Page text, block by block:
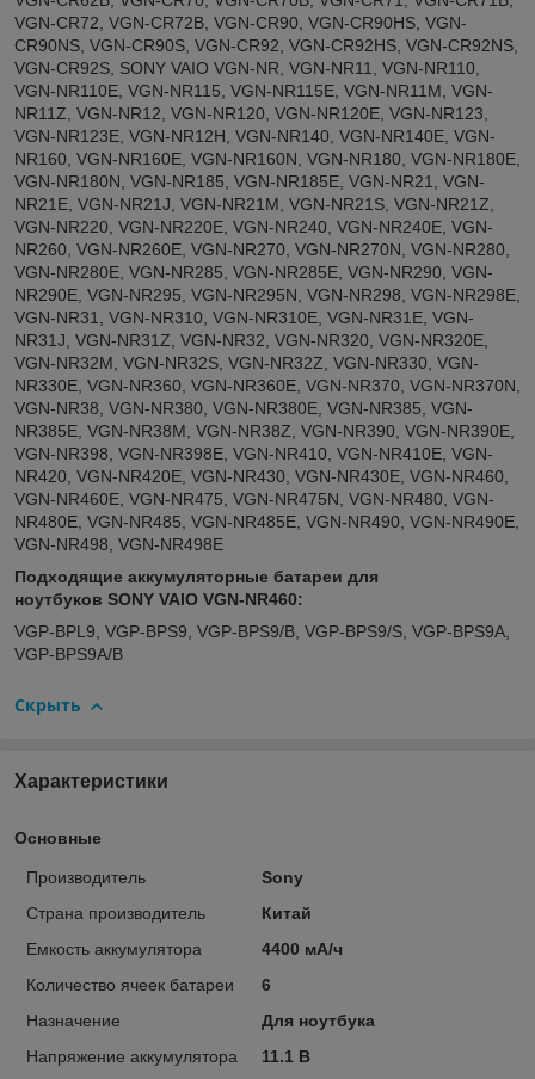
VGN-CR72, VGN-CR72B, VGN-CR90, VGN-CR90HS, VGN-
CR90NS, VGN-CR90S, VGN-CR92, VGN-CR92HS, VGN-CR92NS,
VGN-CR92S, SONY VAIO VGN-NR, VGN-NR11, VGN-NR110,
VGN-NR110E, VGN-NR115, VGN-NR115E, VGN-NR11M, VGN-
NR11Z, VGN-NR12, VGN-NR120, VGN-NR120E, VGN-NR123,
VGN-NR123E, VGN-NR12H, VGN-NR140, VGN-NR140E, VGN-
NR160, VGN-NR160E, VGN-NR160N, VGN-NR180, VGN-NR180E,
VGN-NR180N, VGN-NR185, VGN-NR185E, VGN-NR21, VGN-
NR21E, VGN-NR21J, VGN-NR21M, VGN-NR21S, VGN-NR21Z,
VGN-NR220, VGN-NR220E, VGN-NR240, VGN-NR240E, VGN-
NR260, VGN-NR260E, VGN-NR270, VGN-NR270N, VGN-NR280,
VGN-NR280E, VGN-NR285, VGN-NR285E, VGN-NR290, VGN-
NR290E, VGN-NR295, VGN-NR295N, VGN-NR298, VGN-NR298E,
VGN-NR31, VGN-NR310, VGN-NR310E, VGN-NR31E, VGN-
NR31J, VGN-NR31Z, VGN-NR32, VGN-NR320, VGN-NR320E,
VGN-NR32M, VGN-NR32S, VGN-NR32Z, VGN-NR330, VGN-
NR330E, VGN-NR360, VGN-NR360E, VGN-NR370, VGN-NR370N,
VGN-NR38, VGN-NR380, VGN-NR380E, VGN-NR385, VGN-
NR385E, VGN-NR38M, VGN-NR38Z, VGN-NR390, VGN-NR390E,
VGN-NR398, VGN-NR398E, VGN-NR410, VGN-NR410E, VGN-
NR420, VGN-NR420E, VGN-NR430, VGN-NR430E, VGN-NR460,
VGN-NR460E, VGN-NR475, VGN-NR475N, VGN-NR480, VGN-
NR480E, VGN-NR485, VGN-NR485E, VGN-NR490, VGN-NR490E,
VGN-NR498, VGN-NR498E
Подходящие аккумуляторные батареи для
ноутбуков SONY VAIO VGN-NR460:
VGP-BPL9, VGP-BPS9, VGP-BPS9/B, VGP-BPS9/S, VGP-BPS9A,
VGP-BPS9A/B
Скрыть
Характеристики
Основные
Производитель
Sony
Страна производитель
Китай
Емкость аккумулятора
4400 мА/ч
Количество ячеек батареи
6
Назначение
Для ноутбука
Напряжение аккумулятора
11.1 В